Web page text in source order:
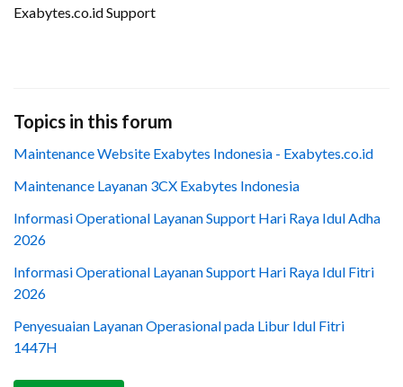
Exabytes.co.id Support
Topics in this forum
Maintenance Website Exabytes Indonesia - Exabytes.co.id
Maintenance Layanan 3CX Exabytes Indonesia
Informasi Operational Layanan Support Hari Raya Idul Adha
2026
Informasi Operational Layanan Support Hari Raya Idul Fitri
2026
Penyesuaian Layanan Operasional pada Libur Idul Fitri
1447H